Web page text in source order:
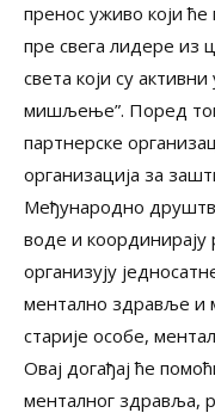
пренос уживо који
пре свега лидере из
света који су
мишљење”. Поред
партнерске
организација за
Међународно
воде и
организују
ментално здравље и
старије особе,
Овај догађај ће
менталног здравља,